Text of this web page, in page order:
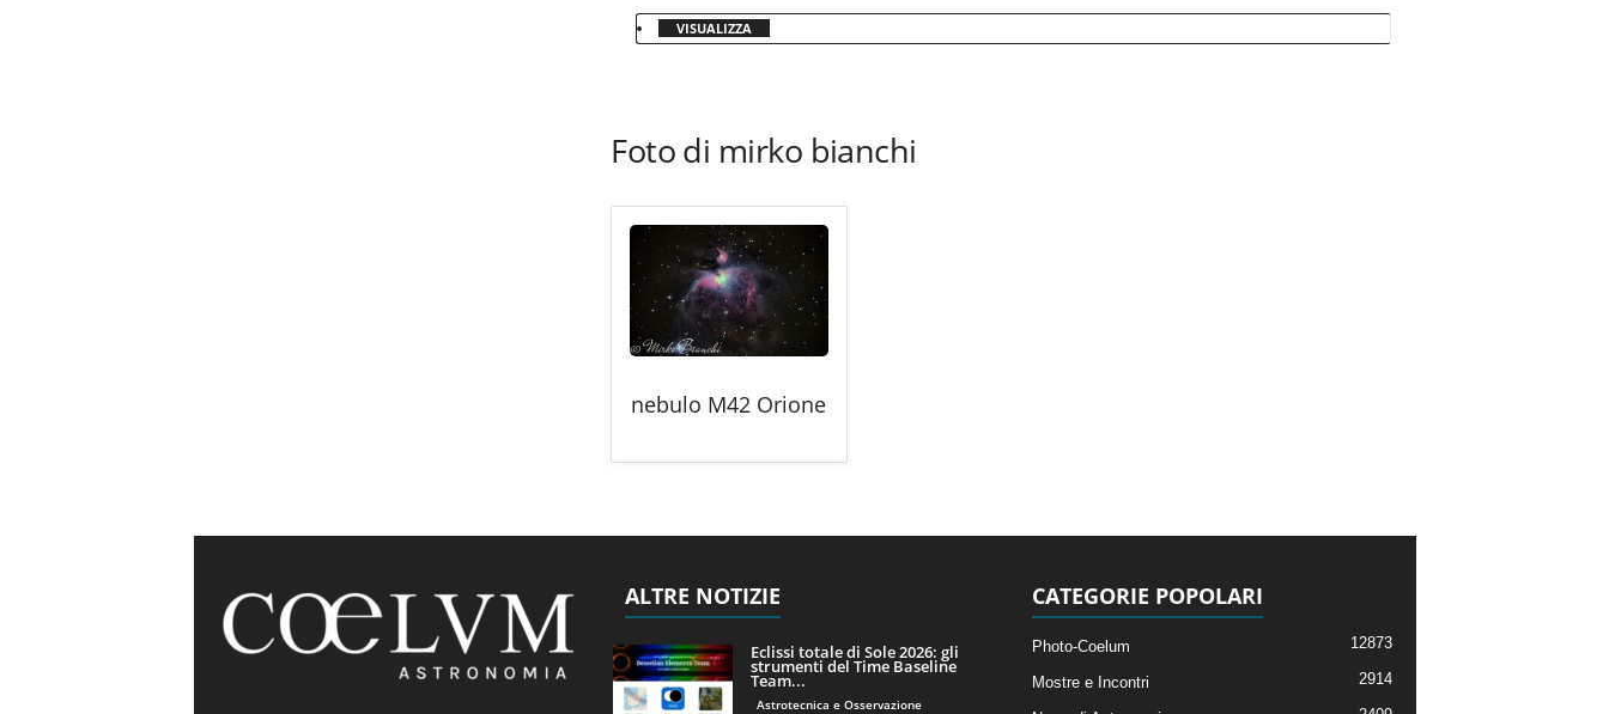
VISUALIZZA
Foto di mirko bianchi
nebulo M42 Orione
ALTRE NOTIZIE
Eclissi totale di Sole 2026: gli
strumenti del Time Baseline
Team...
Astrotecnica e Osservazione
CATEGORIE POPOLARI
Photo-Coelum 12873
Mostre e Incontri 2914